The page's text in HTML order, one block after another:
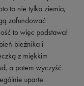
to nie tylko ziemia,
zafundować
to więc podstawa!
bieżnika i
z miękkim
a potem wyczyść
uparte